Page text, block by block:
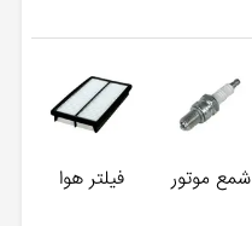
شمع موتور فیلتر هوا